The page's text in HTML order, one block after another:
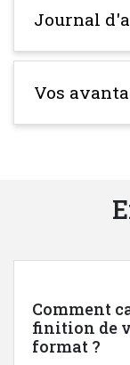
Journal
Vos
Comment
finition de
format ?